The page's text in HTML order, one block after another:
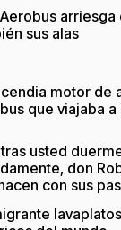
arriesga
sus alas
motor de
que viajaba
usted
don
con sus